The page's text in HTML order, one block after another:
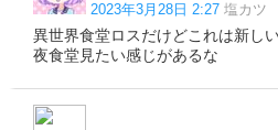
2023年3月28日 2:27 塩カツ
異世界食堂ロスだけどこれは新し
夜食堂見たい感じがあるな